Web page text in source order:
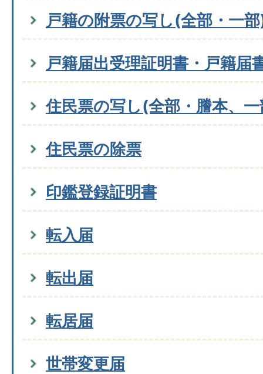
戸籍の附票の写し(全部・一
戸籍届出受理証明書・戸籍届
住民票の写し(全部・謄本、
住民票の除票
印鑑登録証明書
転入届
転出届
転居届
世帯変更届